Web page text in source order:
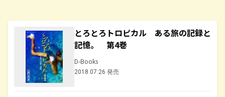
とろとろトロピカル ある旅の記録と
記憶。 第4巻
D-Books
2018.07.26 発売